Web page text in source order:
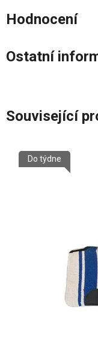
Hodnocení
Ostatní
Související
Do týdne